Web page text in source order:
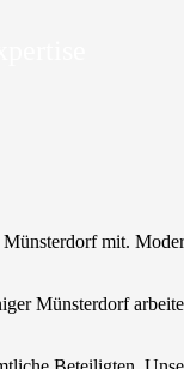
mit.
Münsterdorf